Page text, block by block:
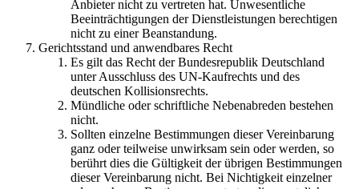
Anbieter nicht zu vertreten hat. Unwesentliche
Beeinträchtigungen der Dienstleistungen berechtigen
nicht zu einer Beanstandung.
Gerichtsstand und anwendbares Recht
Es gilt das Recht der Bundesrepublik Deutschland
unter Ausschluss des UN-Kaufrechts und des
deutschen Kollisionsrechts.
Mündliche oder schriftliche Nebenabreden bestehen
nicht.
Sollten einzelne Bestimmungen dieser Vereinbarung
ganz oder teilweise unwirksam sein oder werden, so
berührt dies die Gültigkeit der übrigen Bestimmungen
dieser Vereinbarung nicht. Bei Nichtigkeit einzelner